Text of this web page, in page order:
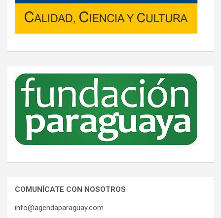
COMUNÍCATE CON NOSOTROS
info@agendaparaguay.com